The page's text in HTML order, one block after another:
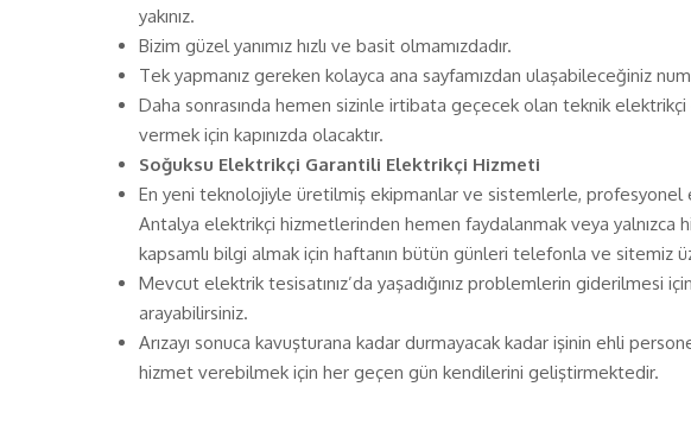
yakınız.
Bizim güzel yanımız hızlı ve basit olmamızdadır.
Tek yapmanız gereken kolayca ana sayfamızdan ulaşabileceğiniz
Daha sonrasında hemen sizinle irtibata geçecek olan teknik
vermek için kapınızda olacaktır.
Soğuksu Elektrikçi Garantili Elektrikçi Hizmeti
En yeni teknolojiyle üretilmiş ekipmanlar ve sistemlerle,
Antalya elektrikçi hizmetlerinden hemen faydalanmak veya yalnızca
kapsamlı bilgi almak için haftanın bütün günleri telefonla ve sitemiz
Mevcut elektrik tesisatınız’da yaşadığınız problemlerin giderilmesi
arayabilirsiniz.
Arızayı sonuca kavuşturana kadar durmayacak kadar işinin ehli
hizmet verebilmek için her geçen gün kendilerini geliştirmektedir.